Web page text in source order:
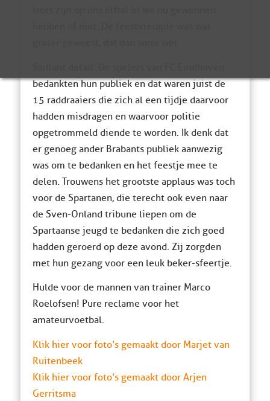
bedankten hun publiek en dat waren juist de
15 raddraaiers die zich al een tijdje daarvoor
hadden misdragen en waarvoor politie
opgetrommeld diende te worden. Ik denk dat
er genoeg ander Brabants publiek aanwezig
was om te bedanken en het feestje mee te
delen. Trouwens het grootste applaus was toch
voor de Spartanen, die terecht ook even naar
de Sven-Onland tribune liepen om de
Spartaanse jeugd te bedanken die zich goed
hadden geroerd op deze avond. Zij zorgden
met hun gezang voor een leuk beker-sfeertje.
Hulde voor de mannen van trainer Marco
Roelofsen! Pure reclame voor het
amateurvoetbal.
Klik hier voor foto’s gemaakt door Marjet van
Ruitenbeek
Klik hier voor foto’s gemaakt door Arjen
Gerritsma